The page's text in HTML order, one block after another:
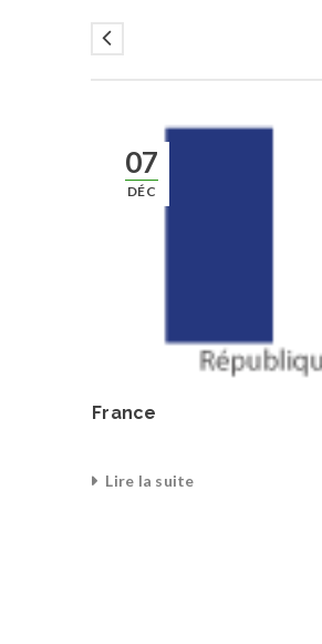
07
DÉC
France
Lire la suite